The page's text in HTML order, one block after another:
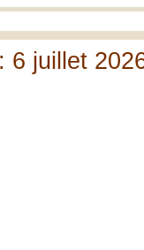
6 juillet